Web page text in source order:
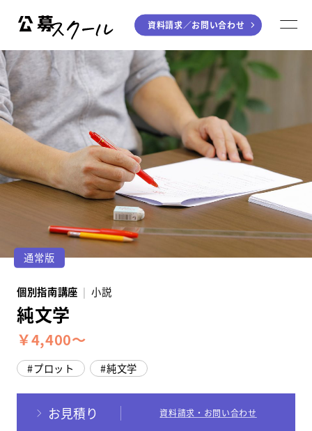
公募スクール
ジャンルから探す
小説
エッセイ
ライティング
川柳・短歌・俳句
音楽（作詞・作曲）
アート・絵本
学び方から探す
デジタル講座
個別指南講座
スクールマガジン
コンセプト
受講の流れ
資料請求／お問い合わせ
通常版
個別指南講座 小説
純文学
￥4,400～
プロット 純文学
お見積り 資料請求・お問い合わせ